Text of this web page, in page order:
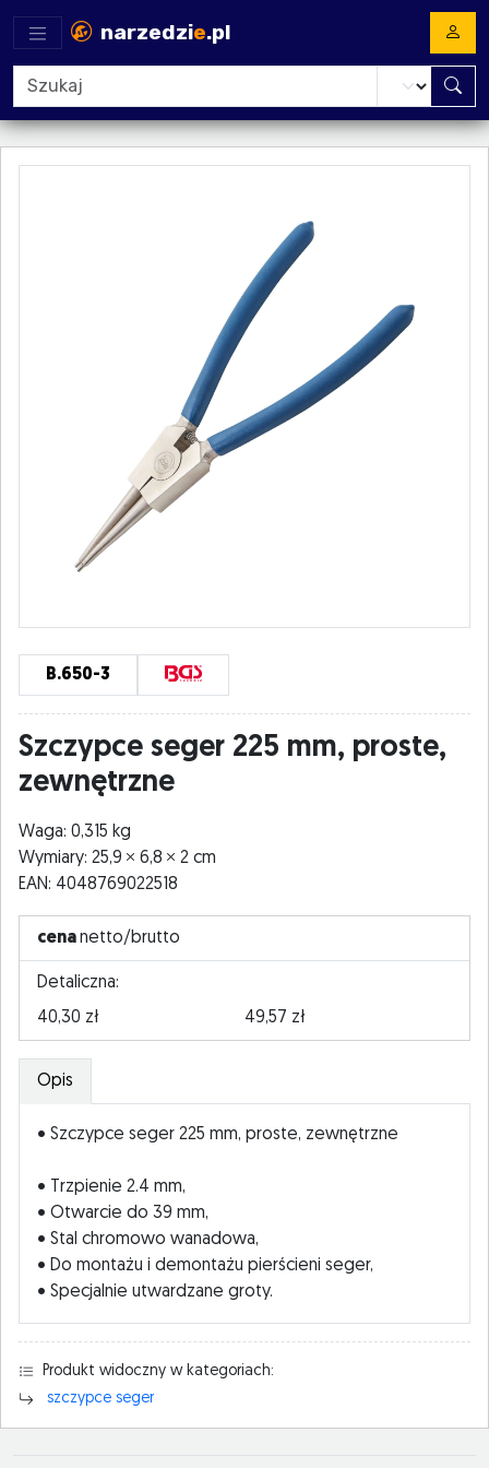
narzedzie.pl
B.650-3
Szczypce seger 225 mm, proste,
zewnętrzne
Waga: 0,315 kg
Wymiary: 25,9
6,8
2 cm
EAN: 4048769022518
cenanetto/brutto
Detaliczna:
40,30 zł
49,57 zł
Opis
• Szczypce seger 225 mm, proste, zewnętrzne
• Trzpienie 2.4 mm,
• Otwarcie do 39 mm,
• Stal chromowo wanadowa,
• Do montażu i demontażu pierścieni seger,
• Specjalnie utwardzane groty.
Produkt widoczny w kategoriach:
szczypce seger